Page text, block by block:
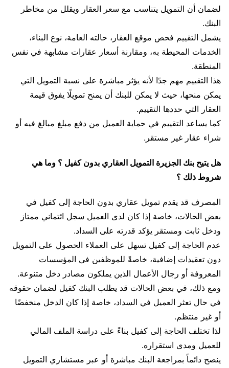
لضمان أن التمويل يتناسب مع سعر العقار ويقلل من مخاطر
البنك.
يشمل التقييم فحص موقع العقار، حالته العامة، نوع البناء،
الخدمات المحيطة به، ومقارنة أسعار عقارات مشابهة في نفس
المنطقة.
هذا التقييم مهم جدًا لأنه يؤثر مباشرة على نسبة التمويل التي
يمكن منحها، حيث لا يمكن للبنك أن يمنح تمويلًا يفوق قيمة
العقار التي حددها التقييم.
كما يساعد التقييم في حماية العميل من دفع مبلغ مبالغ فيه أو
شراء عقار غير مستقر.
هل يتيح بنك الجزيرة التمويل العقاري بدون كفيل ؟ وما هي
شروط ذلك ؟
المصرف قد يقدم تمويل عقاري بدون الحاجة إلى كفيل في
بعض الحالات، خاصة إذا كان لدى العميل سجل ائتماني ممتاز
ودخل ثابت ومستقر يؤكد قدرته على السداد.
عدم الحاجة إلى كفيل تسهل على العملاء الحصول على التمويل
دون تعقيدات إضافية، خاصةً للموظفين في المؤسسات
المعروفة أو رجال الأعمال الذين يملكون مصادر دخل متنوعة.
ومع ذلك، في بعض الحالات قد يطلب البنك كفيل لضمان حقوقه
في حال تعثر العميل في السداد، خاصة إذا كان الدخل منخفضًا
أو غير منتظم.
لذا تختلف الحاجة إلى كفيل بناءً على دراسة الملف المالي
للعميل ومدى استقراره.
ينصح دائماً بمراجعة البنك مباشرة أو عبر مستشاري التمويل